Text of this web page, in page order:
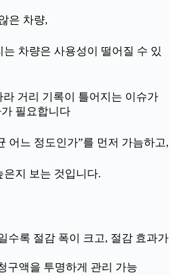
은 차량,
차량은 사용성이 떨어질 수 있
라 거리 기록이 틀어지는 이슈가
필요합니다
어느 정도인가”를 먼저 가늠하고,
지 보는 것입니다.
수록 절감 폭이 크고, 절감 효과가
구액을 투명하게 관리 가능